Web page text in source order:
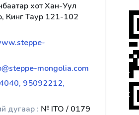
хот Хан-Уул
Кинг Таур 121-102
mongolia.com
95092212,
дугаар : № ITO / 0179